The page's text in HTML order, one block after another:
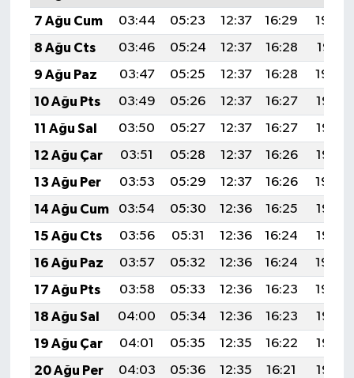
7 Ağu Cum
03:44 05:23 12:37 16:29
19:42
8 Ağu Cts
03:46 05:24 12:37 16:28
19:41
9 Ağu Paz
03:47 05:25 12:37 16:28
19:39
10 Ağu Pts
03:49 05:26 12:37 16:27
19:38
11 Ağu Sal
03:50 05:27 12:37 16:27
19:37
12 Ağu Çar
03:51 05:28 12:37 16:26
19:36
13 Ağu Per
03:53 05:29 12:37 16:26
19:34
14 Ağu Cum
03:54 05:30 12:36 16:25
19:33
15 Ağu Cts
03:56 05:31 12:36 16:24
19:32
16 Ağu Paz
03:57 05:32 12:36 16:24
19:30
17 Ağu Pts
03:58 05:33 12:36 16:23
19:29
18 Ağu Sal
04:00 05:34 12:36 16:23
19:28
19 Ağu Çar
04:01 05:35 12:35 16:22
19:26
20 Ağu Per
04:03 05:36 12:35 16:21
19:25